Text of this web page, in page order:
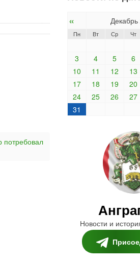
потребовал
«
Пн Вт Ср Чт
3
4 5 6
10
11 12 13
17
18 19 20
24
25 26 27
31
Новости и